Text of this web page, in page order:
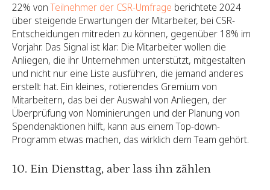
22% vonTeilnehmer der CSR-Umfrage berichtete 2024
über steigende Erwartungen der Mitarbeiter, bei CSR-
Entscheidungen mitreden zu können, gegenüber 18% im
Vorjahr. Das Signal ist klar: Die Mitarbeiter wollen die
Anliegen, die ihr Unternehmen unterstützt, mitgestalten
und nicht nur eine Liste ausführen, die jemand anderes
erstellt hat. Ein kleines, rotierendes Gremium von
Mitarbeitern, das bei der Auswahl von Anliegen, der
Überprüfung von Nominierungen und der Planung von
Spendenaktionen hilft, kann aus einem Top-down-
Programm etwas machen, das wirklich dem Team gehört.
10. Ein Diensttag, aber lass ihn zählen